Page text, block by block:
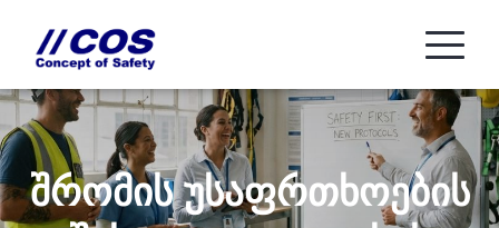
შრომის უსაფრთხოების